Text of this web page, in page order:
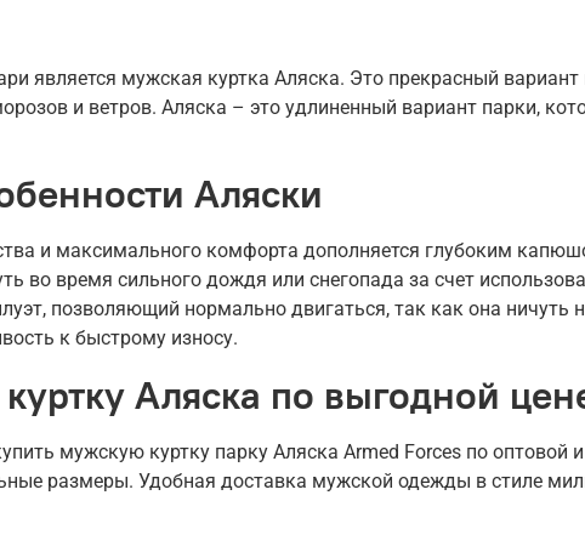
является мужская куртка Аляска. Это прекрасный
и ветров. Аляска – это удлиненный вариант парки,
Аляски
и максимального комфорта дополняется глубоким
во время сильного дождя или снегопада за счет
позволяющий нормально двигаться, так как она
к быстрому износу.
Аляска по выгодной
мужскую куртку парку Аляска Armed Forces по
размеры. Удобная доставка мужской одежды в стиле